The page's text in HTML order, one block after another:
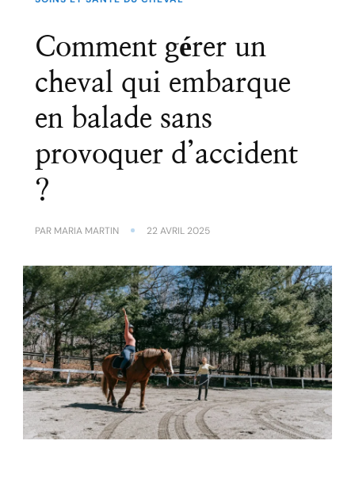
Comment gérer un
cheval qui embarque
en balade sans
provoquer d’accident
?
PAR MARIA MARTIN 22 AVRIL 2025